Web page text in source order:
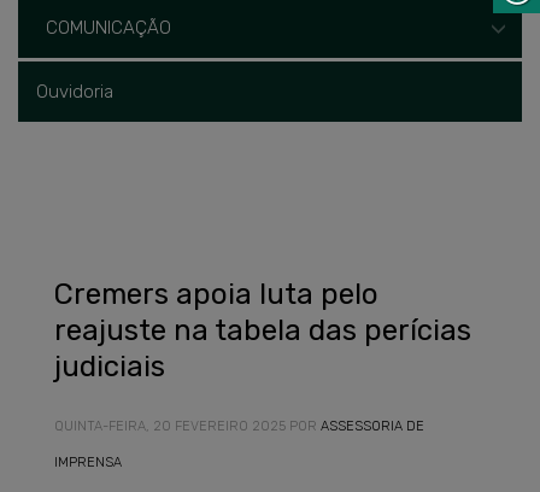
COMUNICAÇÃO
Ouvidoria
Cremers apoia luta pelo
reajuste na tabela das perícias
judiciais
QUINTA-FEIRA, 20 FEVEREIRO 2025 POR ASSESSORIA DE
IMPRENSA